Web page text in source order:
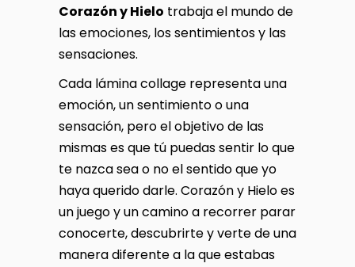
Corazón y Hielo trabaja el mundo de
las emociones, los sentimientos y las
sensaciones.
Cada lámina collage representa una
emoción, un sentimiento o una
sensación, pero el objetivo de las
mismas es que tú puedas sentir lo que
te nazca sea o no el sentido que yo
haya querido darle. Corazón y Hielo es
un juego y un camino a recorrer parar
conocerte, descubrirte y verte de una
manera diferente a la que estabas